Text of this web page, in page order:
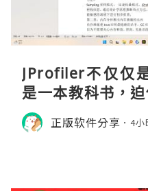
JProfiler不仅仅
是一本教科书，
M的内存模型、垃
理。通过直观的
正版软件分享 4小